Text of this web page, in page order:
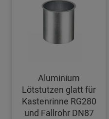
Aluminium
Lötstutzen glatt für
Kastenrinne RG280
und Fallrohr DN87